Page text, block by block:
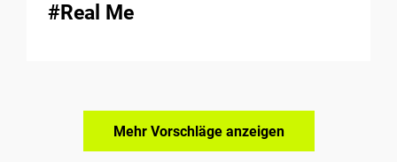
#Real Me
Mehr Vorschläge anzeigen